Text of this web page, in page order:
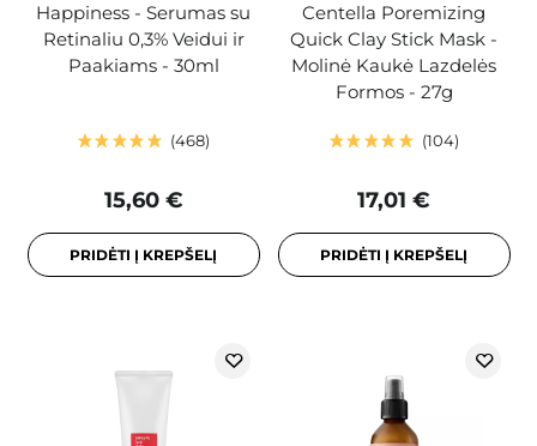
Happiness - Serumas su
Retinaliu 0,3% Veidui ir
Paakiams - 30ml
468
15,60 €
PRIDĖTI Į KREPŠELĮ
Centella Poremizing
Quick Clay Stick Mask -
Molinė Kaukė Lazdelės
Formos - 27g
104
17,01 €
PRIDĖTI Į KREPŠELĮ